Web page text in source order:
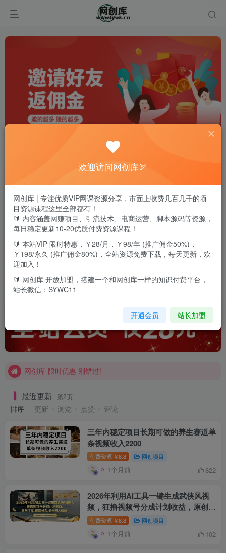
免费项目 会员项目 赚钱必看
今天买VIP会员或加盟商-全年最低价-立即抢额
网创库-限时优惠 别错过!
今天买VIP会员或加盟商-全年最低价-立即抢额
网创库-限时优惠 别错过!
最近更新 第2页
排序 更新 浏览 点赞 评论
三年内稳定项目长期可做的养生赛道单
条视频收入2200
付费资源 ￥8.8 网创项目
1个月前 822
2026年利用AI工具一键生成武侠风视
频，狂撸视频号分成计划收益，原创度
高，画面好看，轻松日入500+
付费资源 ￥8.8 网创项目
1个月前 102
欢迎访问网创库🏹
网创库 | 专注优质VIP网课资源分享，市面上收费几百几千的项
目资源课程这里全部都有！
🔰 内容涵盖网赚项目、引流技术、电商运营、脚本源码等资源，
每日稳定更新10-20优质付费资源课程！
🔰 本站VIP 限时特惠，￥28/月，￥98/年 (推广佣金50%)，
￥198/永久 (推广佣金80%)，全站资源免费下载，每天更新，欢
迎加入！
🔰 网创库 开放加盟，搭建一个和网创库一样的知识付费平台，
站长微信：SYWC11
开通会员 站长加盟